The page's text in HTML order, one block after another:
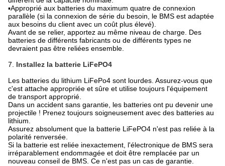
▪Approprié aux batteries du maximum quatre de connexion
parallèle (si la connexion de série du besoin, le BMS est adaptée
aux besoins du client avec un coût plus élevé).
Avant de se relier, apportez au même niveau de charge. Des
batteries de différents fabricants ou de différents types ne
devraient pas être reliées ensemble.
7. Installez la batterie LiFePO4
Les batteries du lithium LiFePo4 sont lourdes. Assurez-vous que
c'est attache appropriée et sûre et utilise toujours l'équipement
de transport approprié.
Dans un accident sans garantie, les batteries ont pu devenir une
projectile ! Prenez toujours soigneusement avec des batteries au
lithium.
Assurez absolument que la batterie LiFePO4 n'est pas reliée à la
polarité renversée.
Si la batterie est reliée inexactement, l'électronique de BMS sera
irréparablement endommagée et doit être remplacée par un
nouveau conseil de BMS. Ce n'est pas un cas de garantie.